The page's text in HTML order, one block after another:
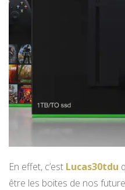
En effet, c’est Lucas30tdu
être les boites de nos